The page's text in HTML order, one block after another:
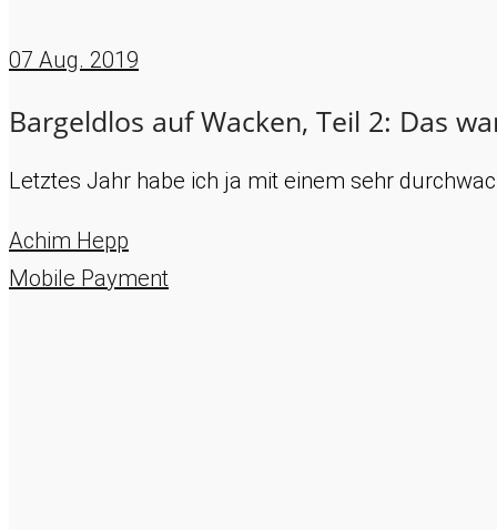
07 Aug. 2019
Bargeldlos auf Wacken, Teil 2: Das
Letztes Jahr habe ich ja mit einem sehr
Achim Hepp
Mobile Payment